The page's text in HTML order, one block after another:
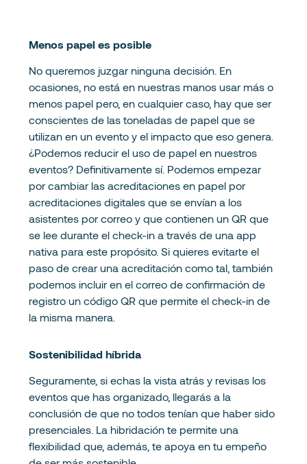
Menos papel es posible
No queremos juzgar ninguna decisión. En
ocasiones, no está en nuestras manos usar más o
menos papel pero, en cualquier caso, hay que ser
conscientes de las toneladas de papel que se
utilizan en un evento y el impacto que eso genera.
¿Podemos reducir el uso de papel en nuestros
eventos? Definitivamente sí. Podemos empezar
por cambiar las acreditaciones en papel por
acreditaciones digitales que se envían a los
asistentes por correo y que contienen un QR que
se lee durante el check-in a través de una app
nativa para este propósito. Si quieres evitarte el
paso de crear una acreditación como tal, también
podemos incluir en el correo de confirmación de
registro un código QR que permite el check-in de
la misma manera.
Sostenibilidad híbrida
Seguramente, si echas la vista atrás y revisas los
eventos que has organizado, llegarás a la
conclusión de que no todos tenían que haber sido
presenciales. La hibridación te permite una
flexibilidad que, además, te apoya en tu empeño